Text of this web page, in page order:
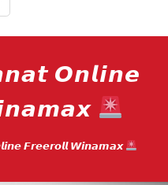
𝙊𝙣𝙡𝙞𝙣𝙚
𝙁𝙧𝙚𝙚𝙧𝙤𝙡𝙡 𝙒𝙞𝙣𝙖𝙢𝙖𝙭